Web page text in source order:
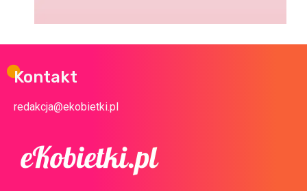
Kontakt
redakcja@ekobietki.pl